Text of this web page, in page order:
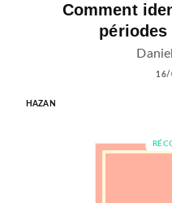
Comment
16/
HAZAN